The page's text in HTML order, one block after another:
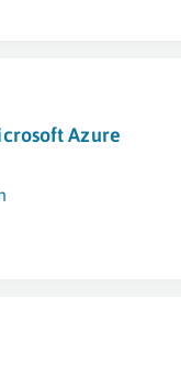
Azure